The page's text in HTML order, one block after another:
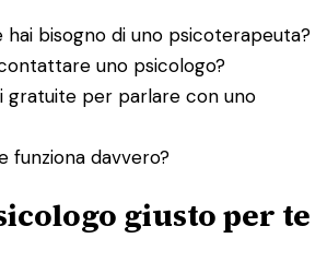
hai bisogno di uno psicoterapeuta?
uno psicologo?
gratuite per parlare con uno
funziona davvero?
giusto per te